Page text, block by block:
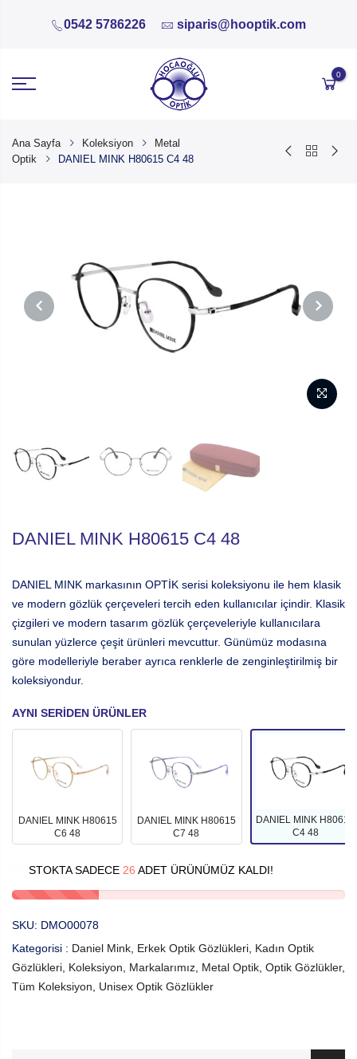
0542 5786226 siparis@hooptik.com
0
Ana Sayfa Koleksiyon
Metal
Optik
DANIEL MINK H80615 C4 48
DANIEL MINK H80615 C4 48
DANIEL MINK markasının OPTİK serisi koleksiyonu ile hem klasik
ve modern gözlük çerçeveleri tercih eden kullanıcılar içindir. Klasik
çizgileri ve modern tasarım gözlük çerçeveleriyle kullanıcılara
sunulan yüzlerce çeşit ürünleri mevcuttur. Günümüz modasına
göre modelleriyle beraber ayrıca renklerle de zenginleştirilmiş bir
koleksiyondur.
AYNI SERIDEN ÜRÜNLER
DANIEL MINK H80615
C6 48
DANIEL MINK H80615
C7 48
DANIEL MINK H80615
C4 48
STOKTA SADECE 26 ADET ÜRÜNÜMÜZ KALDI!
SKU: DMO00078
Kategorisi : Daniel Mink Erkek Optik Gözlükleri Kadın Optik
Gözlükleri Koleksiyon Markalarımız Metal Optik Optik Gözlükler,
Tüm Koleksiyon
Unisex Optik Gözlükler